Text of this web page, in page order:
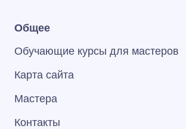
Общее
Обучающие курсы для мастеров
Карта сайта
Мастера
Контакты